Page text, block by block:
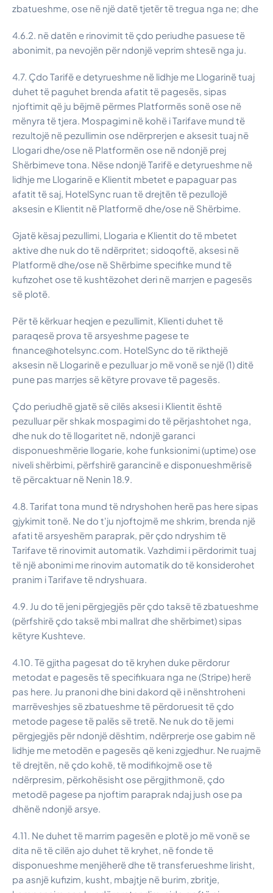
zbatueshme, ose në një datë tjetër të tregua nga ne; dhe
4.6.2. në datën e rinovimit të çdo periudhe pasuese të
abonimit, pa nevojën për ndonjë veprim shtesë nga ju.
4.7. Çdo Tarifë e detyrueshme në lidhje me Llogarinë tuaj
duhet të paguhet brenda afatit të pagesës, sipas
njoftimit që ju bëjmë përmes Platformës sonë ose në
mënyra të tjera. Mospagimi në kohë i Tarifave mund të
rezultojë në pezullimin ose ndërprerjen e aksesit tuaj në
Llogari dhe/ose në Platformën ose në ndonjë prej
Shërbimeve tona. Nëse ndonjë Tarifë e detyrueshme në
lidhje me Llogarinë e Klientit mbetet e papaguar pas
afatit të saj, HotelSync ruan të drejtën të pezullojë
aksesin e Klientit në Platformë dhe/ose në Shërbime.
Gjatë kësaj pezullimi, Llogaria e Klientit do të mbetet
aktive dhe nuk do të ndërpritet; sidoqoftë, aksesi në
Platformë dhe/ose në Shërbime specifike mund të
kufizohet ose të kushtëzohet deri në marrjen e pagesës
së plotë.
Për të kërkuar heqjen e pezullimit, Klienti duhet të
paraqesë prova të arsyeshme pagese te
finance@hotelsync.com. HotelSync do të rikthejë
aksesin në Llogarinë e pezulluar jo më vonë se një (1) ditë
pune pas marrjes së këtyre provave të pagesës.
Çdo periudhë gjatë së cilës aksesi i Klientit është
pezulluar për shkak mospagimi do të përjashtohet nga,
dhe nuk do të llogaritet në, ndonjë garanci
disponueshmërie llogarie, kohe funksionimi (uptime) ose
niveli shërbimi, përfshirë garancinë e disponueshmërisë
të përcaktuar në Nenin 18.9.
4.8. Tarifat tona mund të ndryshohen herë pas here sipas
gjykimit tonë. Ne do t'ju njoftojmë me shkrim, brenda një
afati të arsyeshëm paraprak, për çdo ndryshim të
Tarifave të rinovimit automatik. Vazhdimi i përdorimit tuaj
të një abonimi me rinovim automatik do të konsiderohet
pranim i Tarifave të ndryshuara.
4.9. Ju do të jeni përgjegjës për çdo taksë të zbatueshme
(përfshirë çdo taksë mbi mallrat dhe shërbimet) sipas
këtyre Kushteve.
4.10. Të gjitha pagesat do të kryhen duke përdorur
metodat e pagesës të specifikuara nga ne (Stripe) herë
pas here. Ju pranoni dhe bini dakord që i nënshtroheni
marrëveshjes së zbatueshme të përdoruesit të çdo
metode pagese të palës së tretë. Ne nuk do të jemi
përgjegjës për ndonjë dështim, ndërprerje ose gabim në
lidhje me metodën e pagesës që keni zgjedhur. Ne ruajmë
të drejtën, në çdo kohë, të modifikojmë ose të
ndërpresim, përkohësisht ose përgjithmonë, çdo
metodë pagese pa njoftim paraprak ndaj jush ose pa
dhënë ndonjë arsye.
4.11. Ne duhet të marrim pagesën e plotë jo më vonë se
dita në të cilën ajo duhet të kryhet, në fonde të
disponueshme menjëherë dhe të transferueshme lirisht,
pa asnjë kufizim, kusht, mbajtje në burim, zbritje,